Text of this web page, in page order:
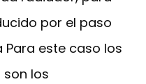
por el paso
este caso los
los